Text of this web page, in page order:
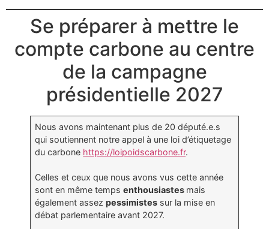
Se préparer à mettre le
compte carbone au centre
de la campagne
présidentielle 2027
Nous avons maintenant plus de 20 député.e.s
qui soutiennent notre appel à une loi d’étiquetage
du carbone https://loipoidscarbone.fr.
Celles et ceux que nous avons vus cette année
sont en même tempsenthousiastes mais
également assezpessimistes sur la mise en
débat parlementaire avant 2027.